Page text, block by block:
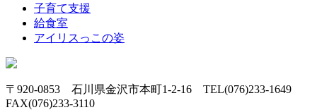
子育て支援
給食室
アイリスっこの姿
〒920-0853 石川県金沢市本町1-2-16 TEL(076)233-1649
FAX(076)233-3110